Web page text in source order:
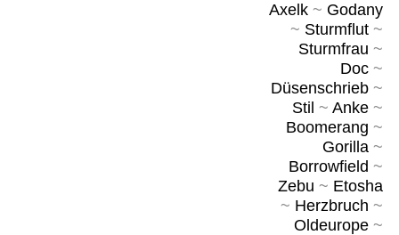
Axelk~ Godany
~ Sturmflut~
Sturmfrau ~
Doc~
Düsenschrieb~
Stil ~ Anke~
Boomerang ~
Gorilla~
Borrowfield ~
Zebu ~ Etosha
~ Herzbruch ~
Oldeurope~